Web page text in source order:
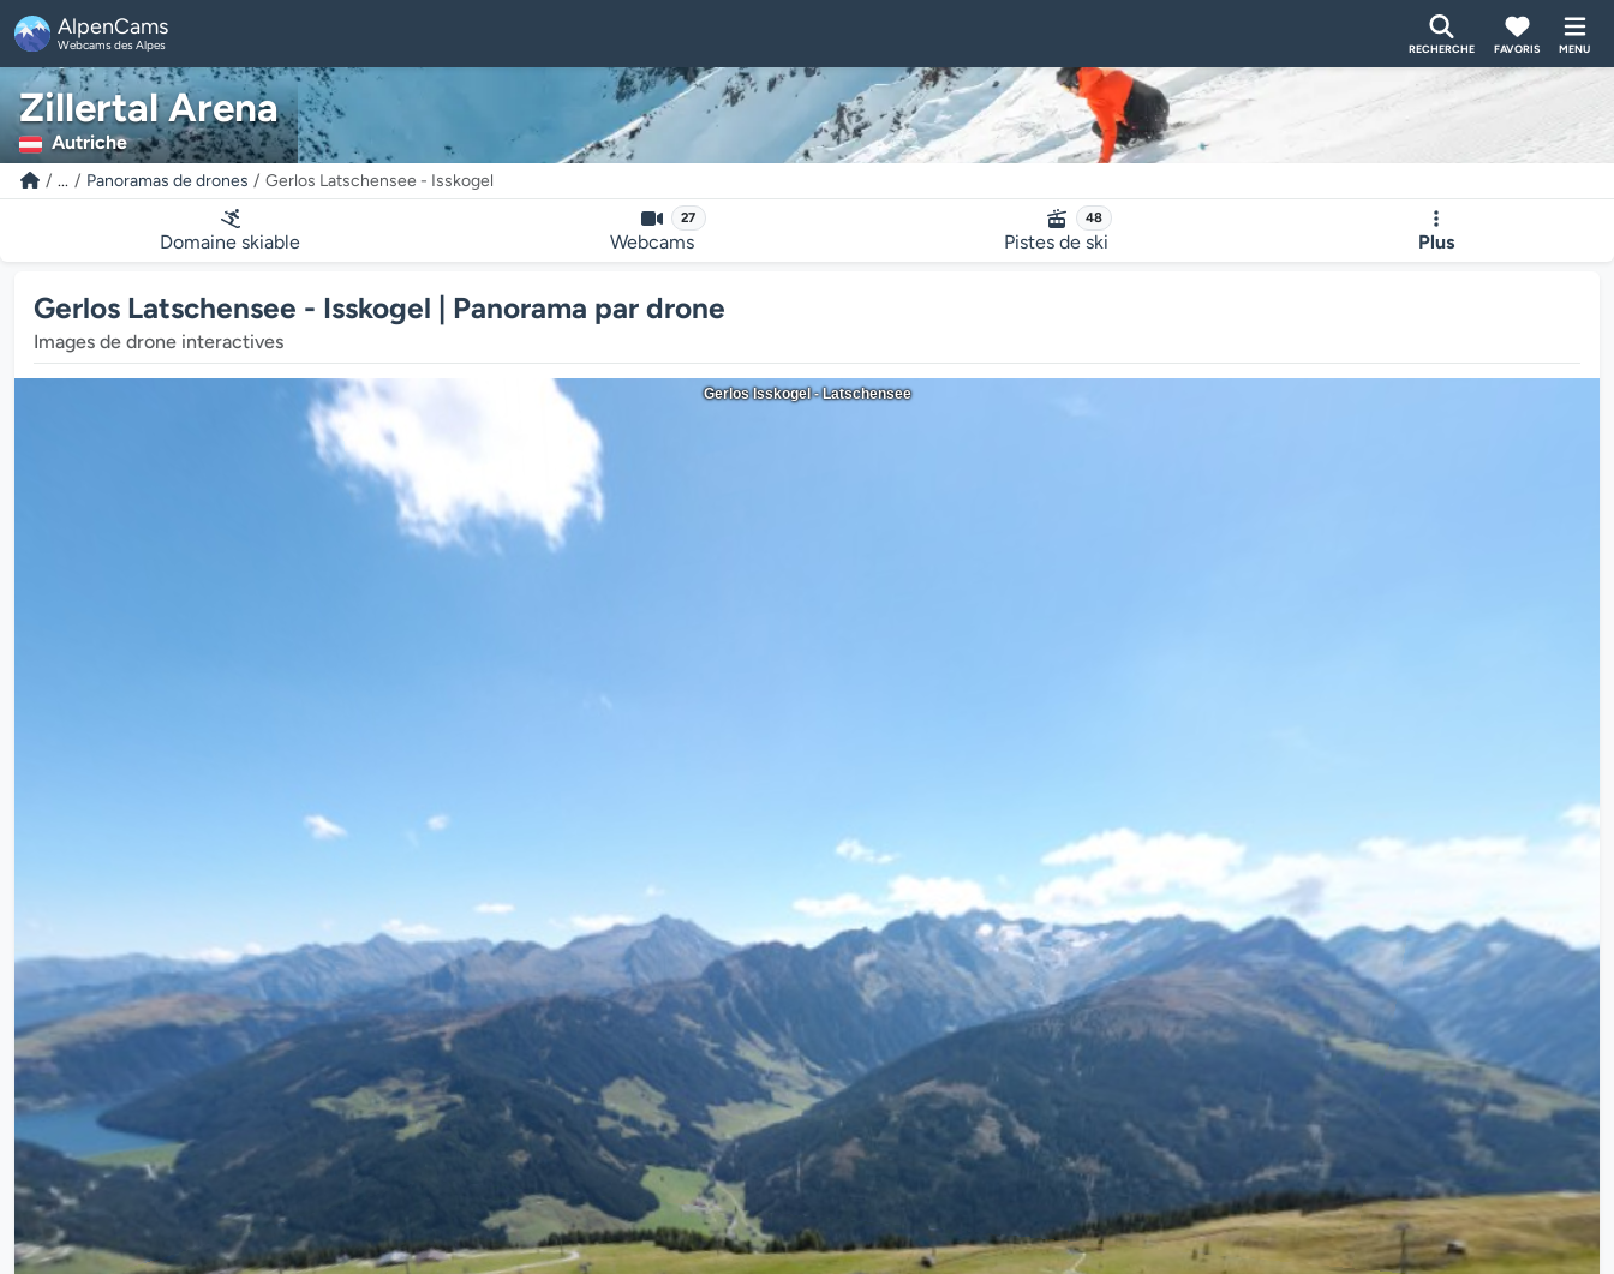
AlpenCams
Webcams des Alpes RECHERCHE FAVORIS MENU
Zillertal Arena
Autriche
... Panoramas de drones Gerlos Latschensee - Isskogel
Domaine skiable
27
Webcams
48
Pistes de ski Plus
Gerlos Latschensee - Isskogel | Panorama par drone
Images de drone interactives
Gerlos Isskogel - Latschensee